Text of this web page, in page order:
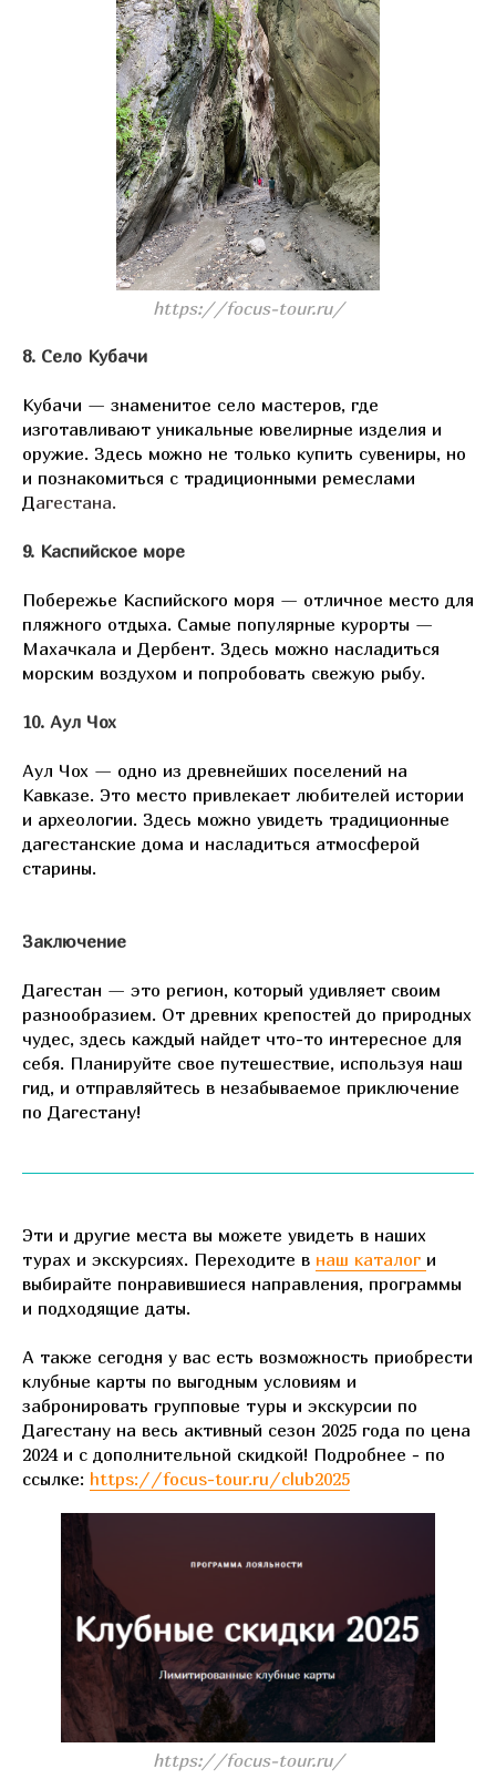
https://focus-tour.ru/
8. Село Кубачи
Кубачи — знаменитое село мастеров, где
изготавливают уникальные ювелирные изделия и
оружие. Здесь можно не только купить сувениры, но
и познакомиться с традиционными ремеслами
Дагестана.
9. Каспийское море
Побережье Каспийского моря — отличное место для
пляжного отдыха. Самые популярные курорты —
Махачкала и Дербент. Здесь можно насладиться
морским воздухом и попробовать свежую рыбу.
10. Аул Чох
Аул Чох — одно из древнейших поселений на
Кавказе. Это место привлекает любителей истории
и археологии. Здесь можно увидеть традиционные
дагестанские дома и насладиться атмосферой
старины.
Заключение
Дагестан — это регион, который удивляет своим
разнообразием. От древних крепостей до природных
чудес, здесь каждый найдет что-то интересное для
себя. Планируйте свое путешествие, используя наш
гид, и отправляйтесь в незабываемое приключение
по Дагестану!
Эти и другие места вы можете увидеть в наших
турах и экскурсиях. Переходите в наш каталог и
выбирайте понравившиеся направления, программы
и подходящие даты.
А также сегодня у вас есть возможность приобрести
клубные карты по выгодным условиям и
забронировать групповые туры и экскурсии по
Дагестану на весь активный сезон 2025 года по цена
2024 и с дополнительной скидкой! Подробнее - по
ссылке: https://focus-tour.ru/club2025
https://focus-tour.ru/